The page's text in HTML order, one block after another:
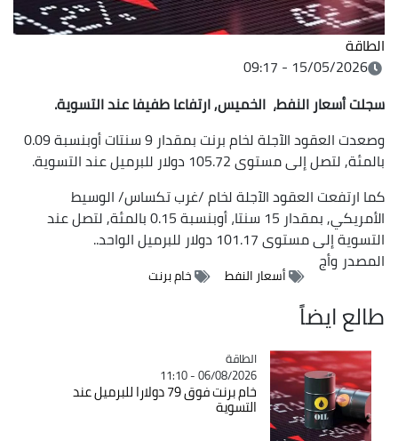
الطاقة
15/05/2026 - 09:17
سجلت أسعار النفط، الخميس, ارتفاعا طفيفا عند التسوية.
وصعدت العقود الآجلة لخام برنت بمقدار 9 سنتات أوبنسبة 0.09
بالمئة, لتصل إلى مستوى 105.72 دولار للبرميل عند التسوية.
كما ارتفعت العقود الآجلة لخام /غرب تكساس/ الوسيط
الأمريكي, بمقدار 15 سنتا، أوبنسبة 0.15 بالمئة, لتصل عند
التسوية إلى مستوى 101.17 دولار للبرميل الواحد..
المصدروأج
أسعار النفط خام برنت
طالع ايضاً
Catégorie
الطاقة
06/08/2026 - 11:10
خام برنت فوق 79 دولارا للبرميل عند
التسوية